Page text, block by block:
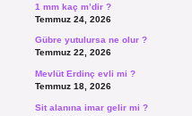
1 mm kaç m’dir ?
Temmuz 24, 2026
Gübre yutulursa ne olur ?
Temmuz 22, 2026
Mevlüt Erdinç evli mi ?
Temmuz 18, 2026
Sit alanına imar gelir mi ?